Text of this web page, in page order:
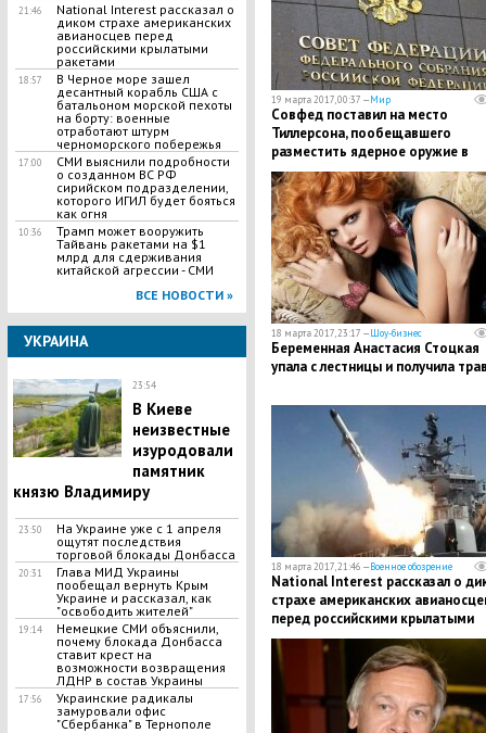
21:46
National Interest рассказал о
диком страхе американских
авианосцев перед
российскими крылатыми
ракетами
18:57
В Черное море зашел
десантный корабль США с
батальоном морской пехоты
на борту: военные
отработают штурм
черноморского побережья
17:00
СМИ выяснили подробности
о созданном ВС РФ
сирийском подразделении,
которого ИГИЛ будет бояться
как огня
10:36
Трамп может вооружить
Тайвань ракетами на $1
млрд для сдерживания
китайской агрессии - СМИ
ВСЕ НОВОСТИ »
УКРАИНА
23:54
В Киеве
неизвестные
изуродовали
памятник
князю Владимиру
23:50
На Украине уже с 1 апреля
ощутят последствия
торговой блокады Донбасса
20:31
Глава МИД Украины
пообещал вернуть Крым
Украине и рассказал, как
"освободить жителей"
19:14
Немецкие СМИ объяснили,
почему блокада Донбасса
ставит крест на
возможности возвращения
ЛДНР в состав Украины
17:56
Украинские радикалы
замуровали офис
"Сбербанка" в Тернополе
19 марта 2017, 00:37 —Мир
Совфед поставил на место
Тиллерсона, пообещавшего
разместить ядерное оружие в
Японии и Южной Корее
18 марта 2017, 23:17 —Шоу-бизнес
Беременная Анастасия Стоцкая
упала с лестницы и получила
18 марта 2017, 21:46 —Военное обозрение
National Interest рассказал о
страхе американских
перед российскими крылатыми
ракетами